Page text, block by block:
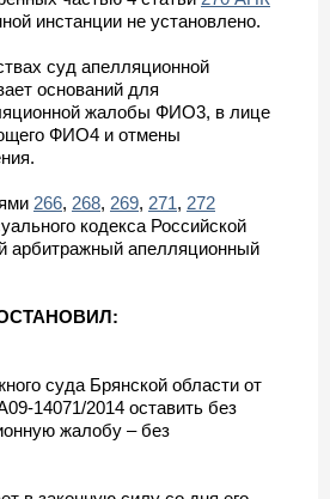
инстанции не установлено.
суд апелляционной
оснований для
жалобы ФИО3, в лице
ФИО4 и отмены
266, 268, 269, 271, 272
кодекса Российской
арбитражный апелляционный
суда Брянской области от
14071/2014 оставить без
жалобу – без